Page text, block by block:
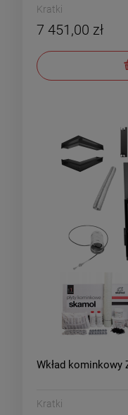
Kratki
7 451,00 zł
Wkład kominkowy
Kratki